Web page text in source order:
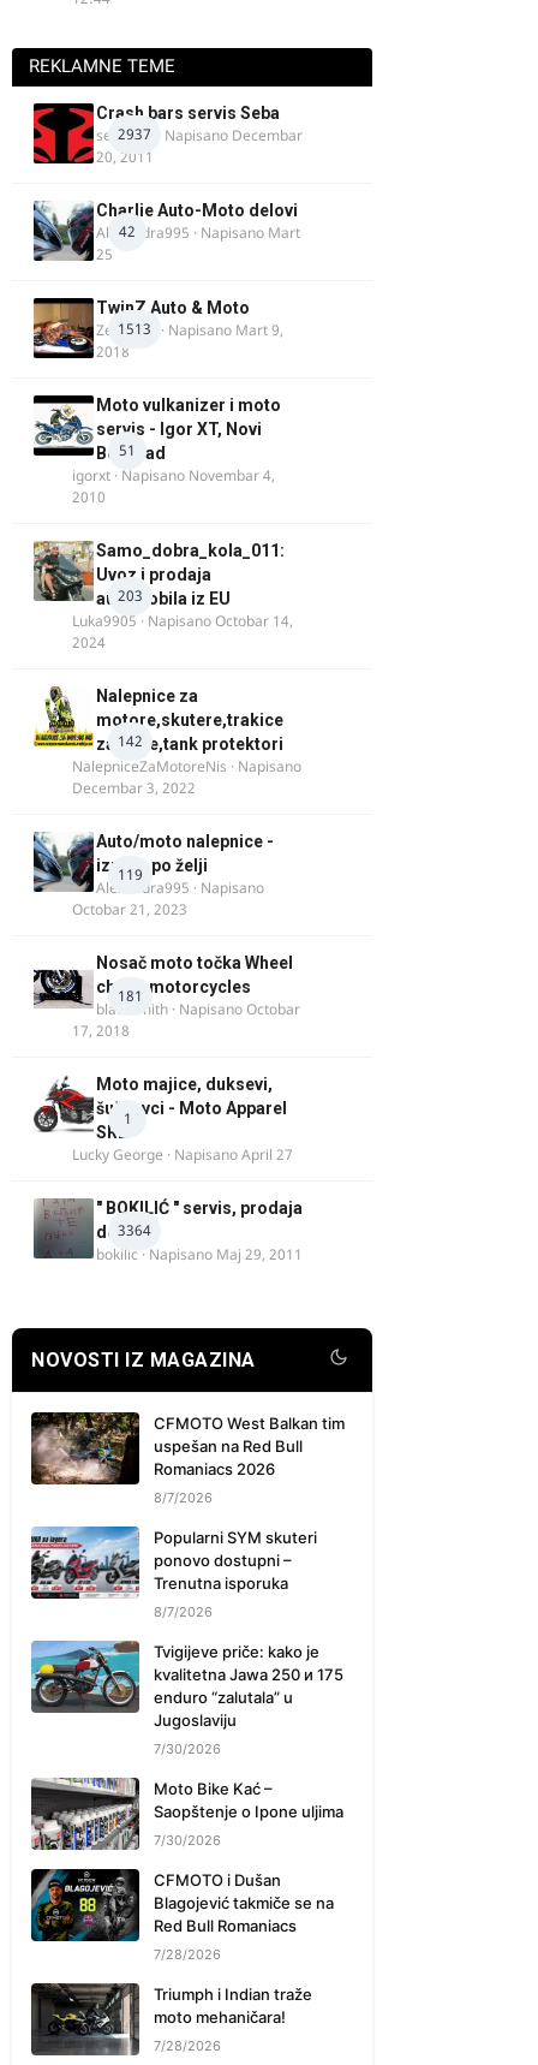
REKLAMNE TEME
2937
Crash bars servis Seba
seba011 · Napisano Decembar
20, 2011
42
Charlie Auto-Moto delovi
Alexandra995 · Napisano Mart
25
1513
TwinZ Auto & Moto
Zeljkamp · Napisano Mart 9,
2018
51
Moto vulkanizer i moto
servis - Igor XT, Novi
Beograd
igorxt · Napisano Novembar 4,
2010
203
Samo_dobra_kola_011:
Uvoz i prodaja
automobila iz EU
Luka9905 · NapisanoOctobar 14,
2024
142
Nalepnice za
motore,skutere,trakice
za felne,tank protektori
NalepniceZaMotoreNis · Napisano
Decembar 3, 2022
119
Auto/moto nalepnice -
izrada po želji
Alexandra995 · Napisano
Octobar 21, 2023
181
Nosač moto točka Wheel
chock motorcycles
blacksmith · NapisanoOctobar
17, 2018
1
Moto majice, duksevi,
šuškavci - Moto Apparel
SRB
Lucky George · NapisanoApril 27
3364
" BOKILIĆ " servis, prodaja
delova
bokilic · Napisano Maj 29, 2011
NOVOSTI IZ MAGAZINA
CFMOTO West Balkan tim
uspešan na Red Bull
Romaniacs 2026
8/7/2026
Popularni SYM skuteri
ponovo dostupni –
Trenutna isporuka
8/7/2026
Tvigijeve priče: kako je
kvalitetna Jawa 250 и 175
enduro “zalutala” u
Jugoslaviju
7/30/2026
Moto Bike Kać –
Saopštenje o Ipone uljima
7/30/2026
CFMOTO i Dušan
Blagojević takmiče se na
Red Bull Romaniacs
7/28/2026
Triumph i Indian traže
moto mehaničara!
7/28/2026